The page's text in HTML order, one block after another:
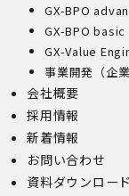
お申し出受付
請求書」を送
書」と「本人
場合は「代理
ださい。また
い。
・ 本人確認
保険証、住民
GX-BPO
GX-BPO basic
GX-Value
事業開発（企
会社概要
採用情報
新着情報
お問い合わせ
資料ダウンロード